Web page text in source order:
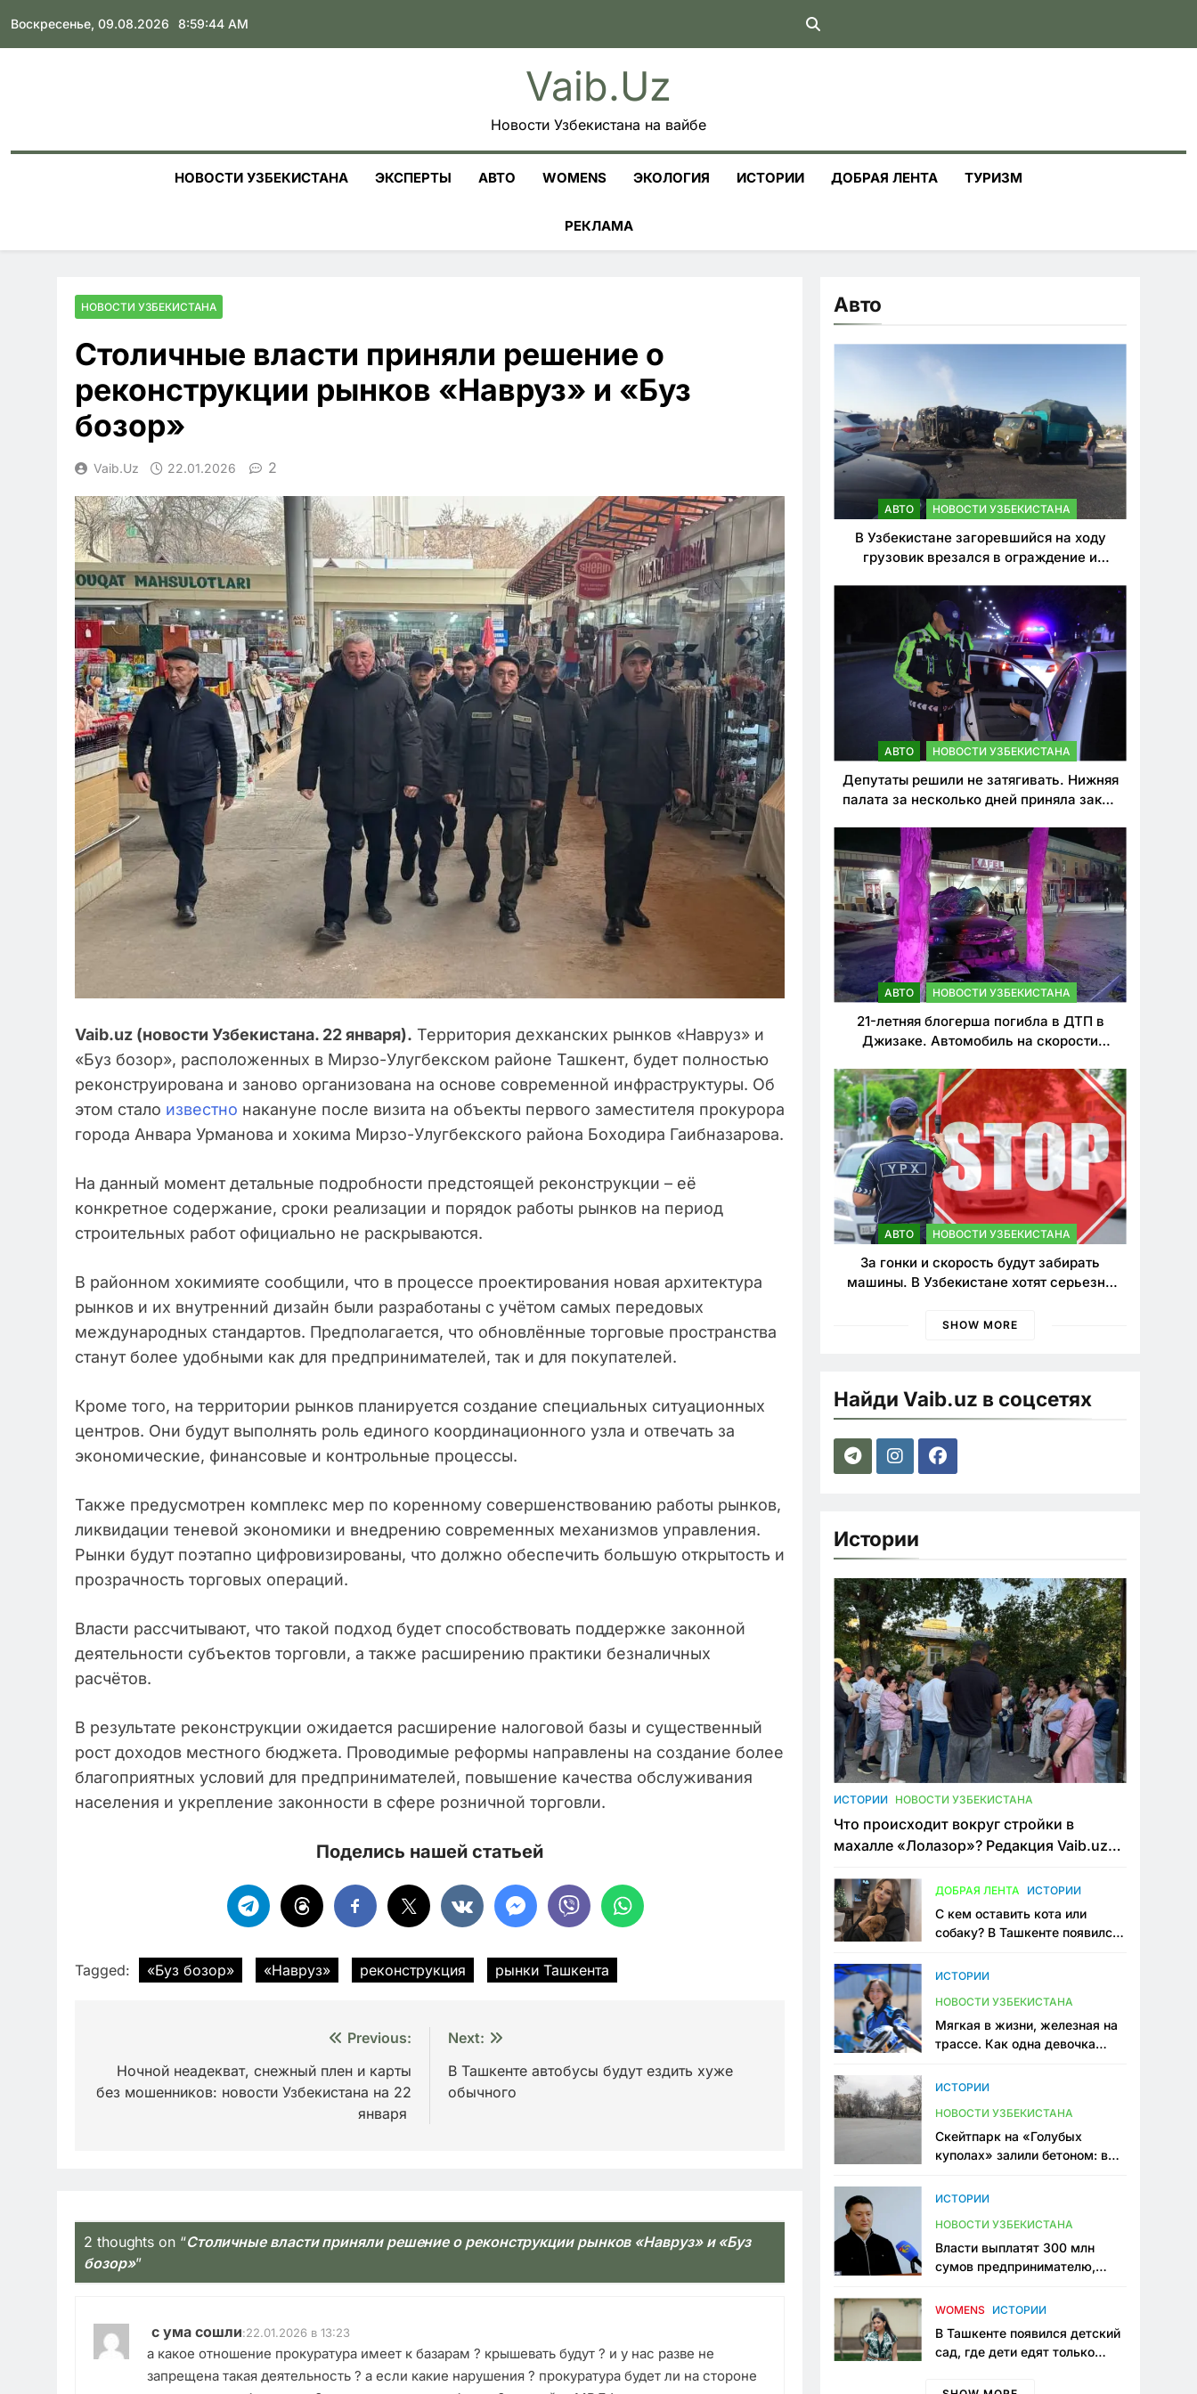
to
content
Воскресенье, 09.08.2026 8:59:45 AM
Vaib.uz
Новости Узбекистана на вайбе
НОВОСТИ УЗБЕКИСТАНА ЭКСПЕРТЫ АВТО WOMENS ЭКОЛОГИЯ ИСТОРИИ ДОБРАЯ ЛЕНТА ТУРИЗМ
РЕКЛАМА
НОВОСТИ УЗБЕКИСТАНА
Столичные власти приняли решение о
реконструкции рынков «Навруз» и «Буз
бозор»
Vaib.uz 22.01.2026 2
Vaib.uz (новости Узбекистана. 22 января). Территория дехканских рынков «Навруз» и
«Буз бозор», расположенных в Мирзо-Улугбекском районе Ташкент, будет полностью
реконструирована и заново организована на основе современной инфраструктуры. Об
этом стало известно накануне после визита на объекты первого заместителя прокурора
города Анвара Урманова и хокима Мирзо-Улугбекского района Боходира Гаибназарова.
На данный момент детальные подробности предстоящей реконструкции – её
конкретное содержание, сроки реализации и порядок работы рынков на период
строительных работ официально не раскрываются.
В районном хокимияте сообщили, что в процессе проектирования новая архитектура
рынков и их внутренний дизайн были разработаны с учётом самых передовых
международных стандартов. Предполагается, что обновлённые торговые пространства
станут более удобными как для предпринимателей, так и для покупателей.
Кроме того, на территории рынков планируется создание специальных ситуационных
центров. Они будут выполнять роль единого координационного узла и отвечать за
экономические, финансовые и контрольные процессы.
Также предусмотрен комплекс мер по коренному совершенствованию работы рынков,
ликвидации теневой экономики и внедрению современных механизмов управления.
Рынки будут поэтапно цифровизированы, что должно обеспечить большую открытость и
прозрачность торговых операций.
Власти рассчитывают, что такой подход будет способствовать поддержке законной
деятельности субъектов торговли, а также расширению практики безналичных
расчётов.
В результате реконструкции ожидается расширение налоговой базы и существенный
рост доходов местного бюджета. Проводимые реформы направлены на создание более
благоприятных условий для предпринимателей, повышение качества обслуживания
населения и укрепление законности в сфере розничной торговли.
Поделись нашей статьей
Tagged: «Буз бозор» «Навруз» реконструкция рынки Ташкента
по
записям
Previous:
Ночной неадекват, снежный плен и карты
без мошенников: новости Узбекистана на 22
января
Next:
В Ташкенте автобусы будут ездить хуже
обычного
2 thoughts on “Столичные власти приняли решение о реконструкции рынков «Навруз» и «Буз
бозор»”
с ума сошли:22.01.2026 в 13:23
а какое отношение прокуратура имеет к базарам ? крышевать будут ? и у нас разве не
запрещена такая деятельность ? а если какие нарушения ? прокуратура будет ли на стороне
Авто
АВТО НОВОСТИ УЗБЕКИСТАНА
В Узбекистане загоревшийся на ходу
грузовик врезался в ограждение и
АВТО НОВОСТИ УЗБЕКИСТАНА
Депутаты решили не затягивать. Нижняя
палата за несколько дней приняла закон
нарушителей ПДД
АВТО НОВОСТИ УЗБЕКИСТАНА
21-летняя блогерша погибла в ДТП в
Джизаке. Автомобиль на скорости
АВТО НОВОСТИ УЗБЕКИСТАНА
За гонки и скорость будут забирать
машины. В Узбекистане хотят серьезно
SHOW MORE
Найди Vaib.uz в соцсетях
Истории
ИСТОРИИ НОВОСТИ УЗБЕКИСТАНА
Что происходит вокруг стройки в
махалле «Лолазор»? Редакция Vaib.uz
конфликта
ДОБРАЯ ЛЕНТА ИСТОРИИ
С кем оставить кота или
собаку? В Ташкенте появился
ИСТОРИИ
НОВОСТИ УЗБЕКИСТАНА
Мягкая в жизни, железная на
трассе. Как одна девочка
Узбекистане
ИСТОРИИ
НОВОСТИ УЗБЕКИСТАНА
Скейтпарк на «Голубых
куполах» залили бетоном: в
одно общественное
ИСТОРИИ
НОВОСТИ УЗБЕКИСТАНА
Власти выплатят 300 млн
сумов предпринимателю,
тюрьме по незаконному
WOMENS ИСТОРИИ
В Ташкенте появился детский
сад, где дети едят только
мама, которая устала просить